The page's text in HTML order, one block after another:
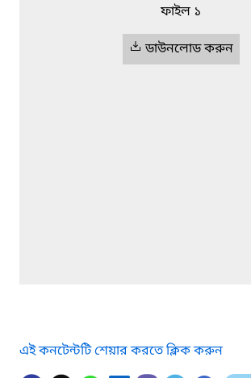
ফাইল ১
ডাউনলোড করুন
এই কনটেন্টটি শেয়ার করতে ক্লিক করুন